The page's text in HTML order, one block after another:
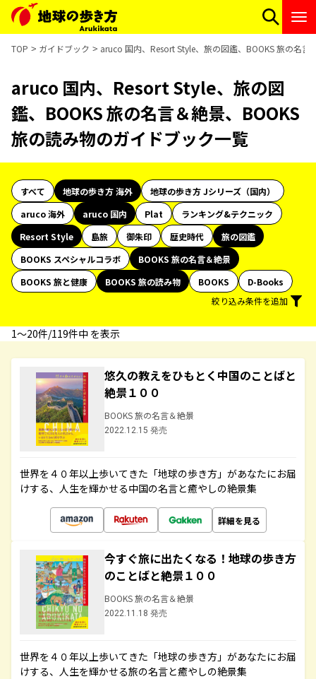
TOP ガイドブック aruco 国内、Resort Style、旅の図鑑、BOOKS 旅の名
aruco 国内、Resort Style、旅の図
鑑、BOOKS 旅の名言＆絶景、BOOKS
旅の読み物のガイドブック一覧
すべて 地球の歩き方 海外
地球の歩き方 Jシリーズ（国内）
aruco 海外
aruco 国内 Plat
ランキング&テクニック
Resort Style
島旅 御朱印 歴史時代
旅の図鑑
BOOKS スペシャルコラボ
BOOKS 旅の名言＆絶景
BOOKS 旅と健康
BOOKS 旅の読み物 BOOKS
D-Books
絞り込み条件を追加
1〜20件/119件中 を表示
悠久の教えをひもとく中国のことばと
絶景１００
BOOKS 旅の名言＆絶景
2022.12.15 発売
世界を４０年以上歩いてきた「地球の歩き方」があなたにお届
けする、人生を輝かせる中国の名言と癒やしの絶景集
詳細を見る
今すぐ旅に出たくなる！地球の歩き方
のことばと絶景１００
BOOKS 旅の名言＆絶景
2022.11.18 発売
世界を４０年以上歩いてきた「地球の歩き方」があなたにお届
けする、人生を輝かせる旅の名言と癒やしの絶景集